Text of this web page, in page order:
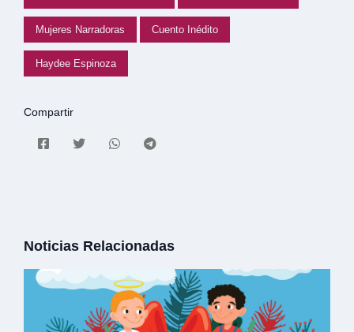
Mujeres Narradoras Cuento Inédito
Haydee Espinoza
Compartir
Noticias Relacionadas